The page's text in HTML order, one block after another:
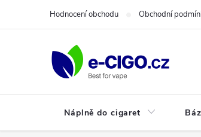
Hodnocení obchodu Obchodní
Náplně do cigaret